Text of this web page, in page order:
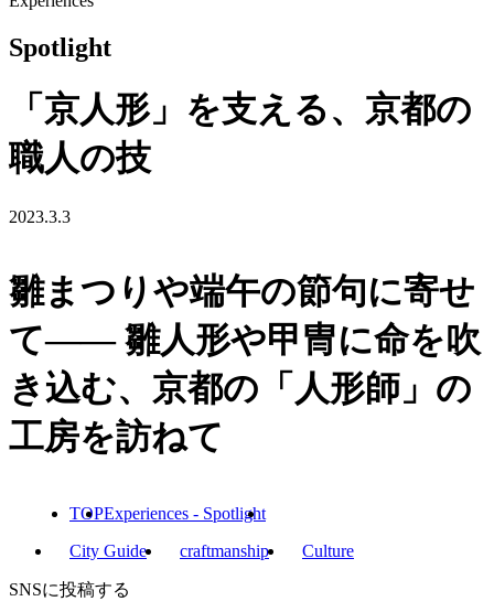
Spotlight
「京人形」を支える、京都の
職人の技
2023.3.3
雛まつりや端午の節句に寄せ
て―― 雛人形や甲冑に命を吹
き込む、京都の「人形師」の
工房を訪ねて
TOPExperiences - Spotlight
City Guide
craftmanship Culture
SNSに投稿する